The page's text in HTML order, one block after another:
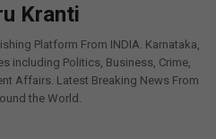
Kranti
Platform From INDIA. Karnataka,
including Politics, Business, Crime,
Affairs. Latest Breaking News From
the World.